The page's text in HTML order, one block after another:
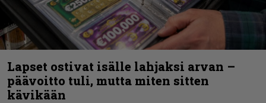
Lapset ostivat isälle lahjaksi arvan –
päävoitto tuli, mutta miten sitten
kävikään